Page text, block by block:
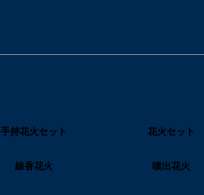
手持花火セット 花火セット
線香花火 噴出花火